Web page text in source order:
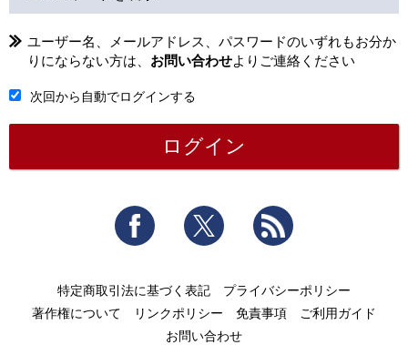
ユーザー名、メールアドレス、パスワードのいずれもお分か
りにならない方は、 お問い合わせよりご連絡ください
次回から自動でログインする
Facebook Twitter
特定商取引法に基づく表記
プライバシーポリシー
著作権について
リンクポリシー 免責事項
ご利用ガイド
お問い合わせ